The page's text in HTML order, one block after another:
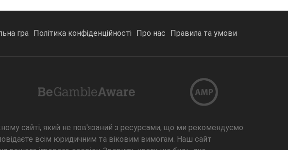
гра Політика конфіденційності Про нас Правила та умови
сайті, який не пов'язаний з ресурсами, що ми рекомендуємо.
всім юридичним та віковим вимогам. Наш сайт